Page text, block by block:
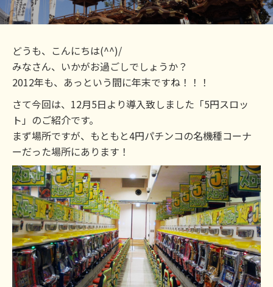
どうも、こんにちは(^^)/
みなさん、いかがお過ごしでしょうか？
2012年も、あっという間に年末ですね！！！
さて今回は、12月5日より導入致しました「5円スロッ
ト」のご紹介です。
まず場所ですが、もともと4円パチンコの名機種コーナ
ーだった場所にあります！